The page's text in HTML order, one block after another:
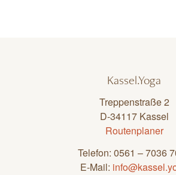
Kassel.Yoga
Treppenstraße 2
D-34117 Kassel
Routenplaner
Telefon: 0561 – 7036
E-Mail: